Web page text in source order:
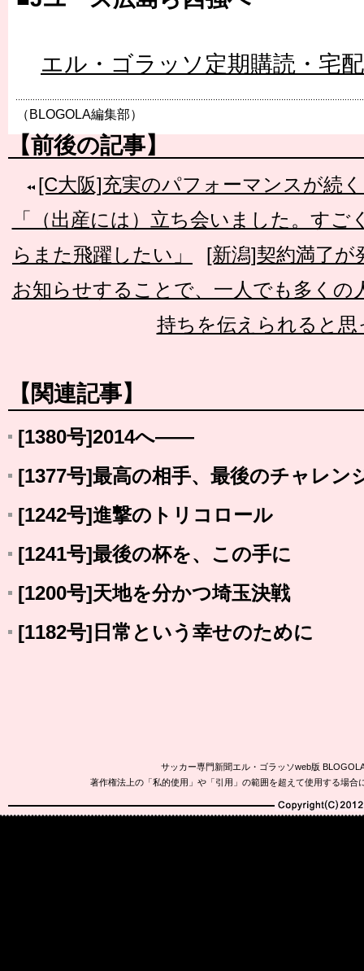
エル・ゴラッソ定期購読・宅
（BLOGOLA編集部）
【前後の記事】
[C大阪]充実のパフォーマンスが続
「（出産には）立ち会いました。す
らまた飛躍したい」
[新潟]契約満了が
お知らせすることで、一人でも多くの
持ちを伝えられると思
【関連記事】
[1380号]2014へ――
[1377号]最高の相手、最後のチャレン
[1242号]進撃のトリコロール
[1241号]最後の杯を、この手に
[1200号]天地を分かつ埼玉決戦
[1182号]日常という幸せのために
サッカー専門新聞エル・ゴラッソweb版
著作権法上の「私的使用」や「引用」の範囲を超えて使用する場
Copyright(C)2010-